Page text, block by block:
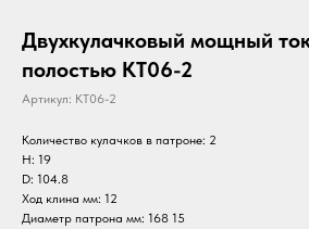
Двухкулачковый мощный
полостью KT06-2
Артикул: KT06-2
Количество кулачков в патроне: 2
H: 19
D: 104.8
Ход клина мм: 12
Диаметр патрона мм: 168 15